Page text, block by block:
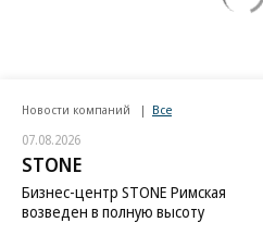
Новости компаний Все
07.08.2026
STONE
Бизнес-центр STONE Римская
возведен в полную высоту